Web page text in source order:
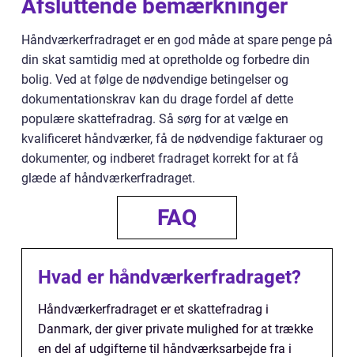
Afsluttende bemærkninger
Håndværkerfradraget er en god måde at spare penge på
din skat samtidig med at opretholde og forbedre din
bolig. Ved at følge de nødvendige betingelser og
dokumentationskrav kan du drage fordel af dette
populære skattefradrag. Så sørg for at vælge en
kvalificeret håndværker, få de nødvendige fakturaer og
dokumenter, og indberet fradraget korrekt for at få
glæde af håndværkerfradraget.
FAQ
Hvad er håndværkerfradraget?
Håndværkerfradraget er et skattefradrag i
Danmark, der giver private mulighed for at trække
en del af udgifterne til håndværksarbejde fra i